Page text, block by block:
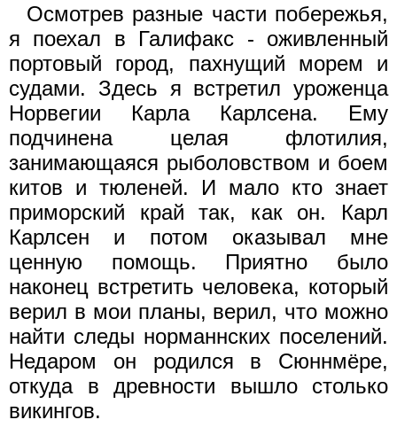
Осмотрев разные части побережья,
я поехал в Галифакс - оживленный
портовый город, пахнущий морем и
судами. Здесь я встретил уроженца
Норвегии Карла Карлсена. Ему
подчинена целая флотилия,
занимающаяся рыболовством и боем
китов и тюленей. И мало кто знает
приморский край так, как он. Карл
Карлсен и потом оказывал мне
ценную помощь. Приятно было
наконец встретить человека, который
верил в мои планы, верил, что можно
найти следы норманнских поселений.
Недаром он родился в Сюннмёре,
откуда в древности вышло столько
викингов.